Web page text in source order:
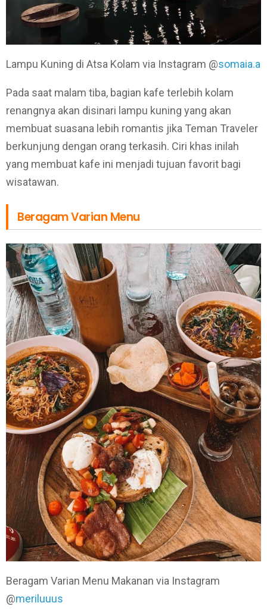
Lampu Kuning di Atsa Kolam via Instagram @somaia.a
Pada saat malam tiba, bagian kafe terlebih kolam
renangnya akan disinari lampu kuning yang akan
membuat suasana lebih romantis jika Teman Traveler
berkunjung dengan orang terkasih. Ciri khas inilah
yang membuat kafe ini menjadi tujuan favorit bagi
wisatawan.
Beragam Varian Menu
Beragam Varian Menu Makanan via Instagram
@meriluuus